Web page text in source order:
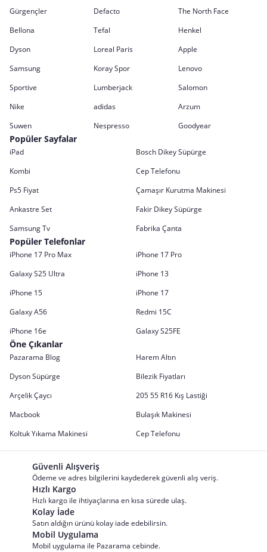
Gürgençler
Defacto
The North Face
Bellona
Tefal
Henkel
Dyson
Loreal Paris
Apple
Samsung
Koray Spor
Lenovo
Sportive
Lumberjack
Salomon
Nike
adidas
Arzum
Suwen
Nespresso Goodyear
Popüler Sayfalar
iPad
Bosch Dikey Süpürge
Kombi
Cep Telefonu
Ps5 Fiyat
Çamaşır Kurutma Makinesi
Ankastre Set
Fakir Dikey Süpürge
Samsung Tv
Fabrika Çanta
Popüler Telefonlar
iPhone 17 Pro Max
iPhone 17 Pro
Galaxy S25 Ultra
iPhone 13
iPhone 15
iPhone 17
Galaxy A56
Redmi 15C
iPhone 16e
Galaxy S25FE
Öne Çıkanlar
Pazarama Blog
Harem Altın
Dyson Süpürge
Bilezik Fiyatları
Arçelik Çaycı
205 55 R16 Kış Lastiği
Macbook
Bulaşık Makinesi
Koltuk Yıkama Makinesi
Cep Telefonu
Güvenli Alışveriş
Ödeme ve adres bilgilerini kaydederek güvenli alış veriş.
Hızlı Kargo
Hızlı kargo ile ihtiyaçlarına en kısa sürede ulaş.
Kolay İade
Satın aldığın ürünü kolay iade edebilirsin.
Mobil Uygulama
Mobil uygulama ile Pazarama cebinde.